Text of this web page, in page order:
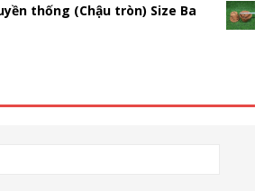
thống (Chậu tròn) Size Ba